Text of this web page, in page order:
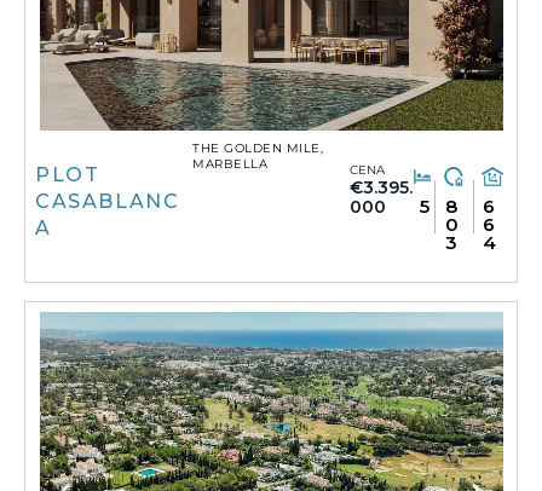
PLOT
CASABLANC
A
THE GOLDEN MILE,
MARBELLA
CENA
€3.395.
000
5 8
0
3
6
6
4